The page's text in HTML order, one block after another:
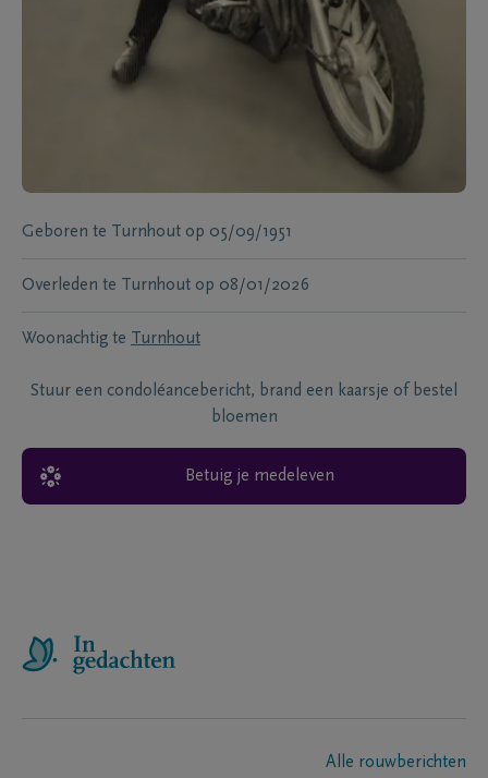
Geboren te Turnhout op 05/09/1951
Overleden te Turnhout op 08/01/2026
Woonachtig te Turnhout
Stuur een condoléancebericht, brand een kaarsje of bestel
bloemen
Betuig je medeleven
Alle rouwberichten